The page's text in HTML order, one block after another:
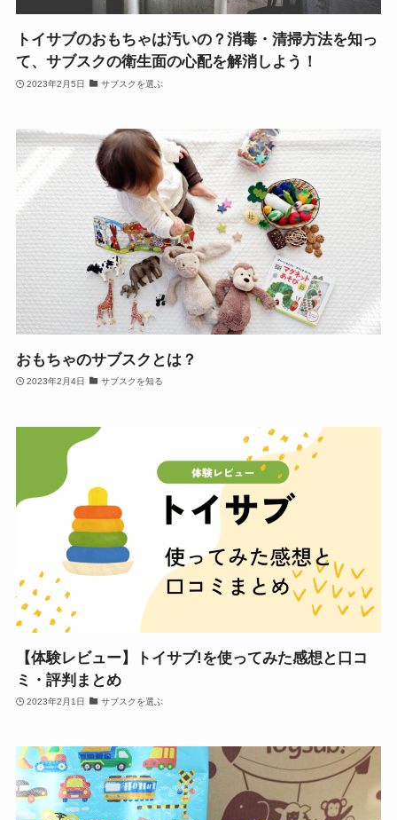
トイサブのおもちゃは汚いの？消毒・清掃方法を知っ
て、サブスクの衛生面の心配を解消しよう！
2023年2月5日 サブスクを選ぶ
おもちゃのサブスクとは？
2023年2月4日 サブスクを知る
【体験レビュー】トイサブ!を使ってみた感想と口コ
ミ・評判まとめ
2023年2月1日 サブスクを選ぶ